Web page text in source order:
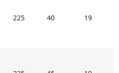
225 40 19